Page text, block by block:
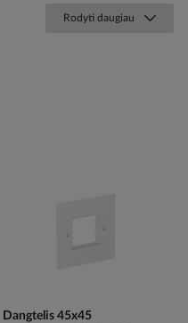
Rodyti daugiau
Dangtelis 45x45